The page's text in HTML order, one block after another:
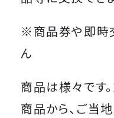
※商品券や即時
ん
商品は様々です
商品から、ご当